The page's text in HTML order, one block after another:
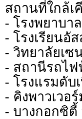
สถานที่ใกล้เ
- โรงพยาบา
- โรงเรียน
- วิทยาลัยเซ
- สถานีรถไ
- โรงแรมดับ
- คิงพาวเวอ
- บางกอกซิตี้